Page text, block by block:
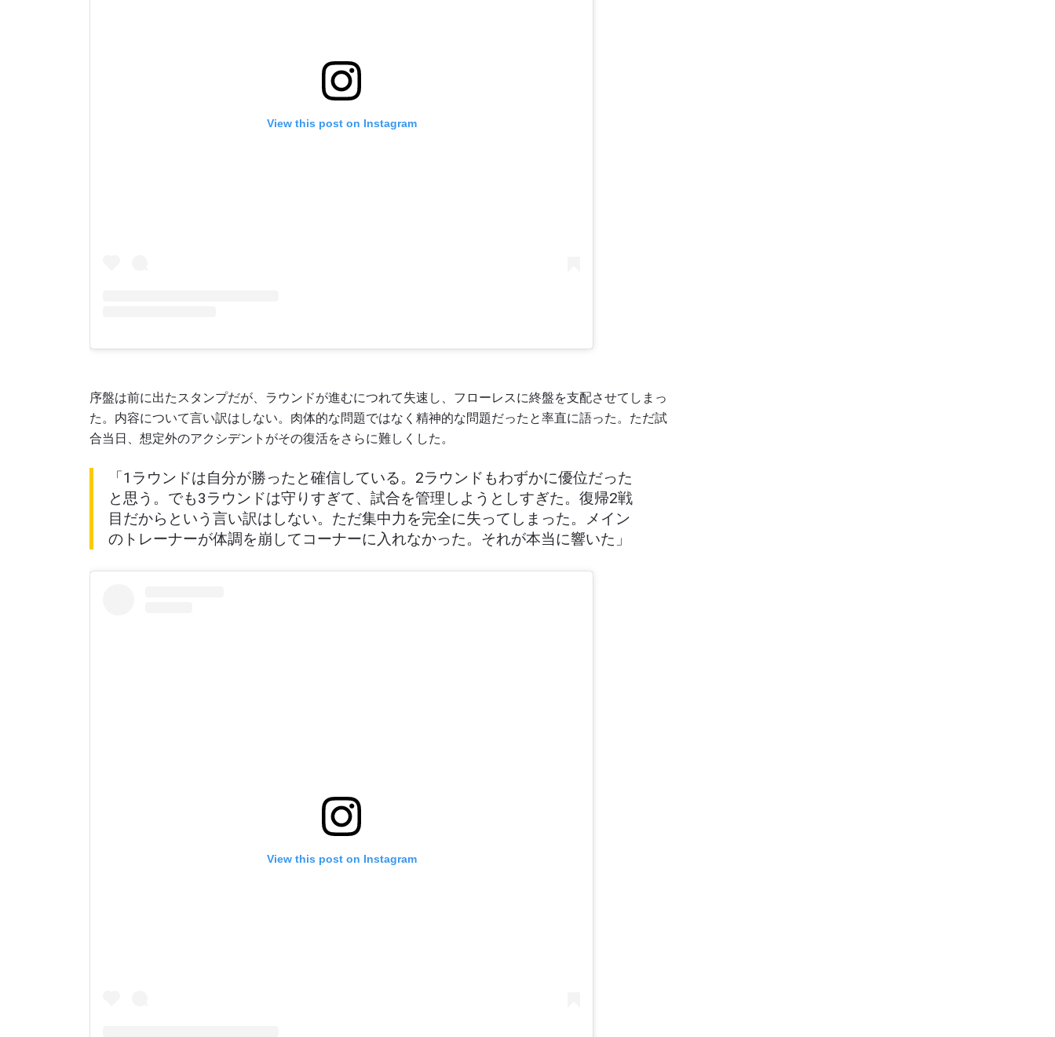
View this post on Instagram
序盤は前に出たスタンプだが、ラウンドが進むにつれて失速し、フローレスに終盤を支配させてしまっ
た。内容について言い訳はしない。肉体的な問題ではなく精神的な問題だったと率直に語った。ただ試
合当日、想定外のアクシデントがその復活をさらに難しくした。
「1ラウンドは自分が勝ったと確信している。2ラウンドもわずかに優位だった
と思う。でも3ラウンドは守りすぎて、試合を管理しようとしすぎた。復帰2戦
目だからという言い訳はしない。ただ集中力を完全に失ってしまった。メイン
のトレーナーが体調を崩してコーナーに入れなかった。それが本当に響いた」
View this post on Instagram
このフォームを送信することにより、お客様は当社の
シーに基づく情報の収集、使用および開示に同意したことになります。
お客様は、いつでも配信を停止することができます。